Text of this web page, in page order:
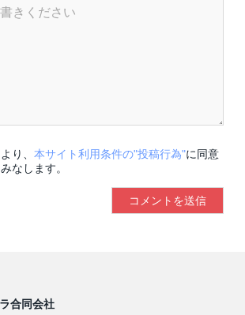
り、 本サイト利用条件の"投稿行為"に同意
なします。
合同会社